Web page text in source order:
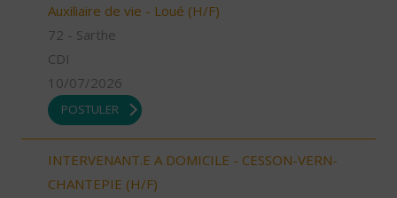
Auxiliaire de vie - Loué (H/F)
72 - Sarthe
CDI
10/07/2026
POSTULER
INTERVENANT.E A DOMICILE - CESSON-VERN-
CHANTEPIE (H/F)